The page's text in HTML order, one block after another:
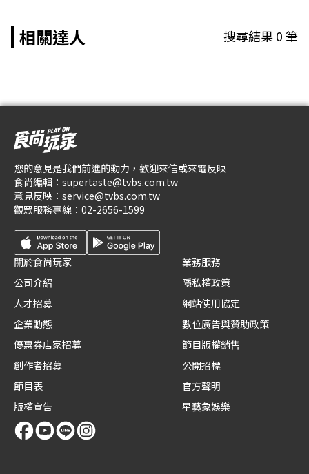
相關達人 搜尋結果0筆
您的意見是我們前進的動力，歡迎來信或來電反映
食尚編輯： supertaste@tvbs.com.tw
意見反映： service@tvbs.com.tw
觀眾服務專線： 02-2656-1599
關於食尚玩家
公司介紹
人才招募
企業動態
優惠券店家招募
創作者招募
節目表
版權宣告
業務服務
隱私權政策
網站使用協定
數位廣告與贊助政策
節目版權銷售
公開招標
官方聲明
星藝象娛樂